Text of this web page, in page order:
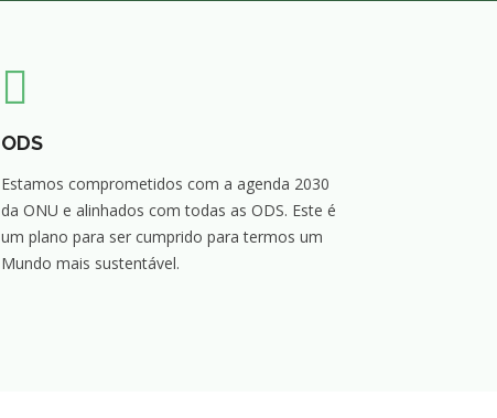
ODS
Estamos comprometidos com a agenda 2030
da ONU e alinhados com todas as ODS. Este é
um plano para ser cumprido para termos um
Mundo mais sustentável.